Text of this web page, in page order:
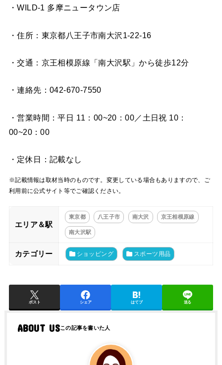
・WILD-1 多摩ニュータウン店
・住所：東京都八王子市南大沢1-22-16
・交通：京王相模原線「南大沢駅」から徒歩12分
・連絡先：042-670-7550
・営業時間：平日 11：00~20：00／土日祝 10：
00~20：00
・定休日：記載なし
※記載情報は取材当時のものです。変更している場合もありますので、ご
利用前に公式サイト等でご確認ください。
エリア＆駅
東京都 八王子市 南大沢 京王相模原線
南大沢駅
カテゴリー ショッピング スポーツ用品
ポスト シェア はてブ 送る
ABOUT US